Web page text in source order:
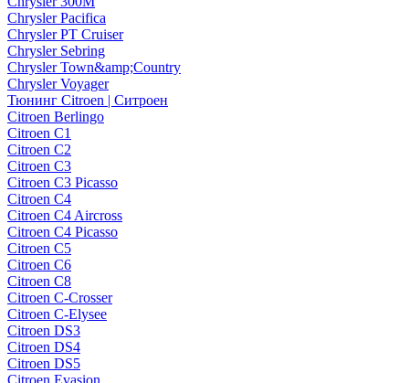
Chrysler Pacifica
Chrysler PT Cruiser
Chrysler Sebring
Chrysler Town&amp;Country
Chrysler Voyager
Тюнинг Citroen | Ситроен
Citroen Berlingo
Citroen C1
Citroen C2
Citroen C3
Citroen C3 Picasso
Citroen C4
Citroen C4 Aircross
Citroen C4 Picasso
Citroen C5
Citroen C6
Citroen C8
Citroen C-Crosser
Citroen C-Elysee
Citroen DS3
Citroen DS4
Citroen DS5
Citroen Evasion